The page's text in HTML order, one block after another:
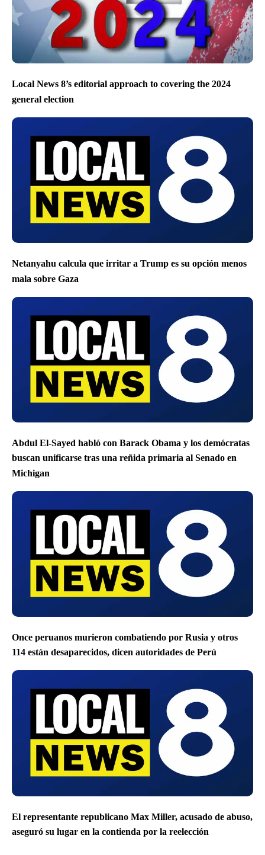
Local News 8’s editorial approach to covering the 2024
general election
Netanyahu calcula que irritar a Trump es su opción menos
mala sobre Gaza
Abdul El-Sayed habló con Barack Obama y los demócratas
buscan unificarse tras una reñida primaria al Senado en
Michigan
Once peruanos murieron combatiendo por Rusia y otros
114 están desaparecidos, dicen autoridades de Perú
El representante republicano Max Miller, acusado de abuso,
aseguró su lugar en la contienda por la reelección